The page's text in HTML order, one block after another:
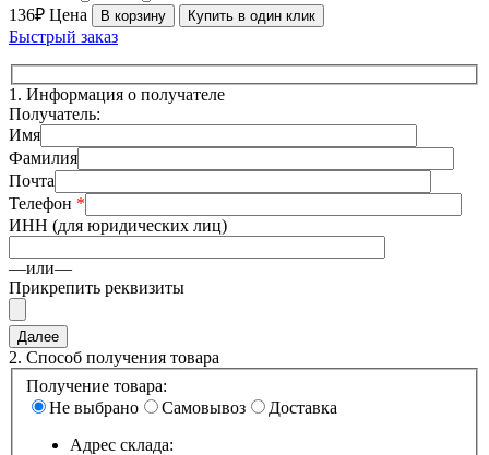
136₽ Цена В корзину Купить в один клик
Быстрый заказ
1. Информация о получателе
Получатель:
Имя
Фамилия
Почта
Телефон *
ИНН (для юридических лиц)
—или—
Прикрепить реквизиты
2. Способ получения товара
Получение товара:
Не выбрано
Самовывоз
Доставка
Адрес склада: